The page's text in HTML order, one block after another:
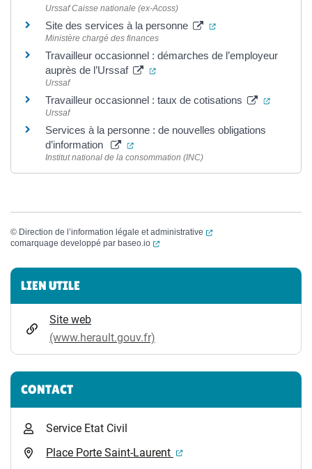
Urssaf Caisse nationale (ex-Acoss)
Site des services à la personne (ouverture dans un
Ministère chargé des finances
Travailleur occasionnel : démarches de l’employeur
auprès de l’Urssaf
(ouverture dans un nouvel onglet)
Urssaf
Travailleur occasionnel : taux de cotisations
Urssaf
Services à la personne : de nouvelles obligations
d’information
(ouverture dans un nouvel onglet)
Institut national de la consommation (INC)
© Direction de l’information légale et administrative
(ouverture dans un
comarquage developpé par baseo.io (ouverture dans un nouvel onglet)
Informations complémentaires
LIEN UTILE
Site web
(www.herault.gouv.fr)
CONTACT
Service Etat Civil
Place Porte Saint-Laurent
(ouverture dans un